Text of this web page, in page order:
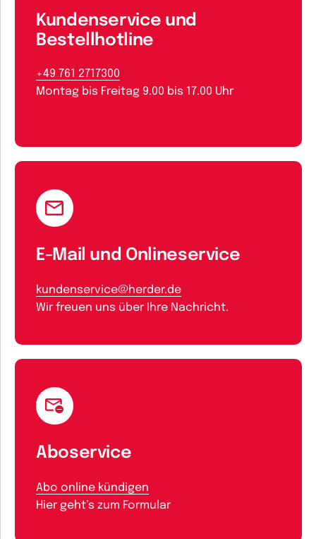
Kundenservice und
Bestellhotline
+49 761 2717300
Montag bis Freitag 9.00 bis 17.00 Uhr
E-Mail und Onlineservice
kundenservice@herder.de
Wir freuen uns über Ihre Nachricht.
Aboservice
Abo online kündigen
Hier geht’s zum Formular